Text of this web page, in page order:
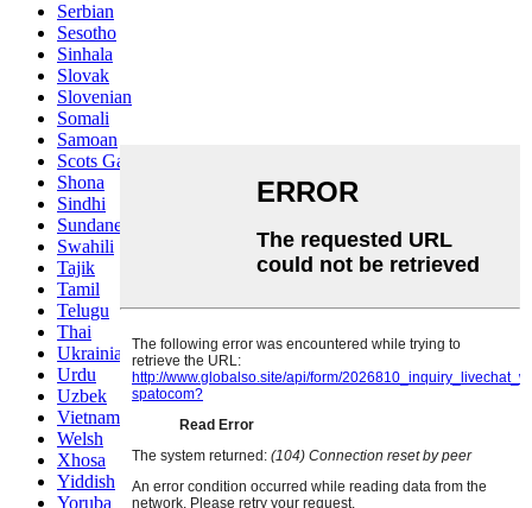
Serbian
Sesotho
Sinhala
Slovak
Slovenian
Somali
Samoan
Scots Gaelic
Shona
Sindhi
Sundanese
Swahili
Tajik
Tamil
Telugu
Thai
Ukrainian
Urdu
Uzbek
Vietnamese
Welsh
Xhosa
Yiddish
Yoruba